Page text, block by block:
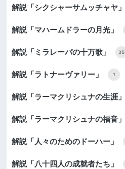
解説「シクシャーサムッチャヤ」
解説「マハームドラーの月光」
解説「ミラレーパの十万歌」 35
解説「ラトナーヴァリー」 1
解説「ラーマクリシュナの生涯」
解説「ラーマクリシュナの福音」
解説「人々のためのドーハー」
解説「八十四人の成就者たち」